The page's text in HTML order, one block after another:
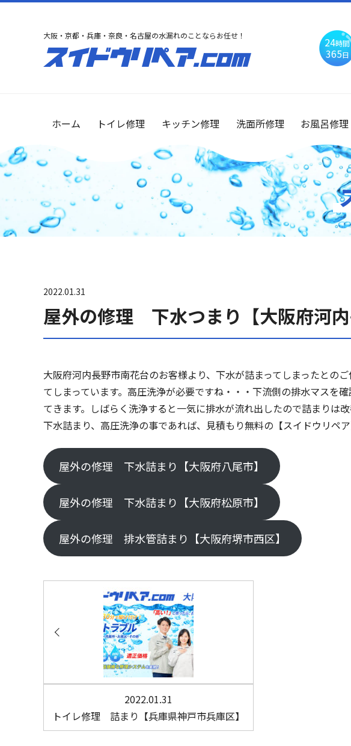
大阪・京都・兵庫・奈良・名古屋の水漏れのことならお任せ！ 24時間
365日
ホーム トイレ修理 キッチン修理 洗面所修理 お風呂修理
2022.01.31
屋外の修理 下水つまり【大阪府河内
大阪府河内長野市南花台のお客様より、下水が詰まってしまったとの
てしまっています。高圧洗浄が必要ですね・・・下流側の排水マスを
てきます。しばらく洗浄すると一気に排水が流れ出したので詰まりは
下水詰まり、高圧洗浄の事であれば、見積もり無料の【スイドウリペ
屋外の修理 下水詰まり【大阪府八尾市】
屋外の修理 下水詰まり【大阪府松原市】
屋外の修理 排水管詰まり【大阪府堺市西区】
2022.01.31
トイレ修理 詰まり【兵庫県神戸市兵庫区】